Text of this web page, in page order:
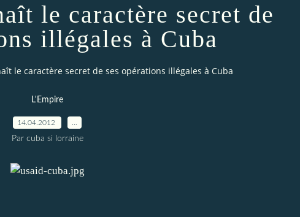
le caractère secret de
illégales à Cuba
le caractère secret de ses opérations illégales à Cuba
L'Empire
14.04.2012
Par cuba si lorraine